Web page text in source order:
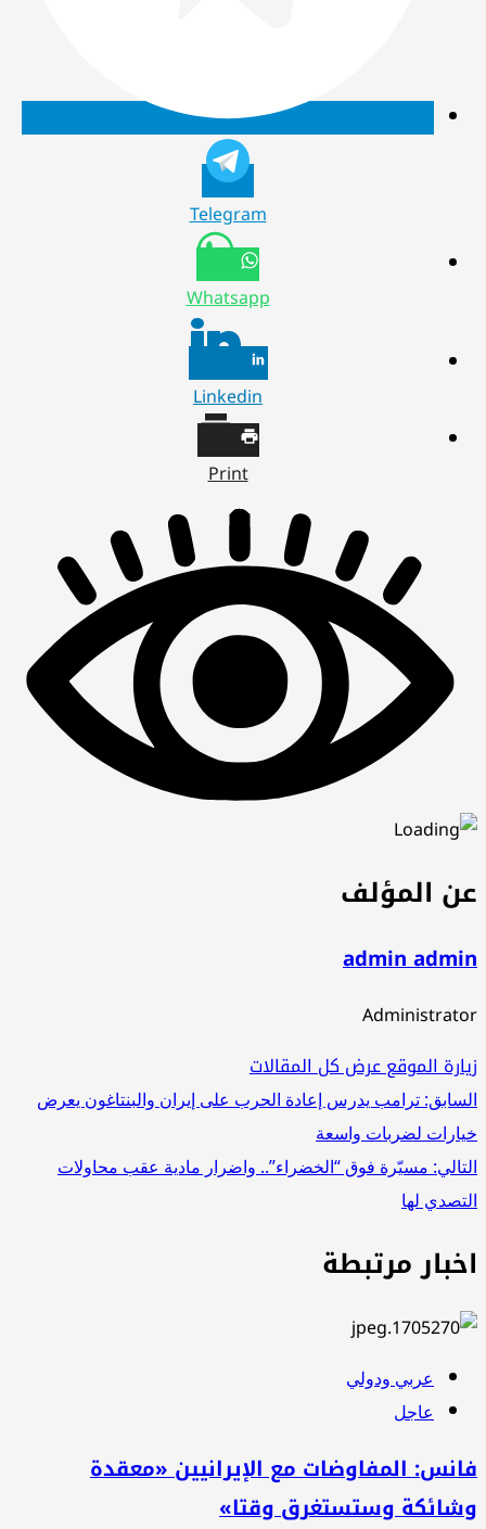
Telegram
Whatsapp
Linkedin
Print
عن المؤلف
admin admin
Administrator
زيارة الموقععرض كل المقالات
تصفّح
المقالات
السابق: ترامب يدرس إعادة الحرب على إيران والبنتاغون يعرض
خيارات لضربات واسعة
التالي: مسيّرة فوق “الخضراء”.. واضرار مادية عقب محاولات
التصدي لها
اخبار مرتبطة
عربي ودولي
عاجل
فانس: المفاوضات مع الإيرانيين «معقدة
وشائكة وستستغرق وقتا»